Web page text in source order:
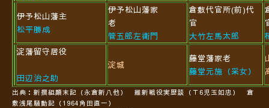
伊予松山藩主
松平勝成
伊予松山藩家
老
管五郎左衛門
倉敷代官所(前)代
官
大竹左馬太郎
淀藩留守居役
田辺治之助
淀城
藤堂藩家老
藤堂元施（采女）
出典：新撰組顛末記（永倉新八他） 維新戦役実歴談（Ｔ6児玉如忠） 倉
敷浅尾騒動記（1964角田直一）